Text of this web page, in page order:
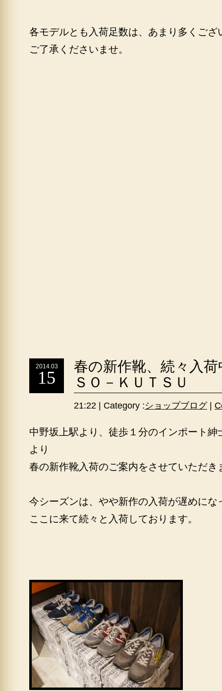
各モデルとも入荷足数は、あまり多くござ
ご了承くださいませ。
2014.03
15
春の新作靴、続々入
ＳＯ－ＫＵＴＳＵ
21:22 | Category :ショップブログ|
中野坂上駅より、徒歩１分のインポート
より
春の新作靴入荷のご案内をさせていただき
今シーズンは、やや新作の入荷が遅めにな
ここに来て続々と入荷しております。